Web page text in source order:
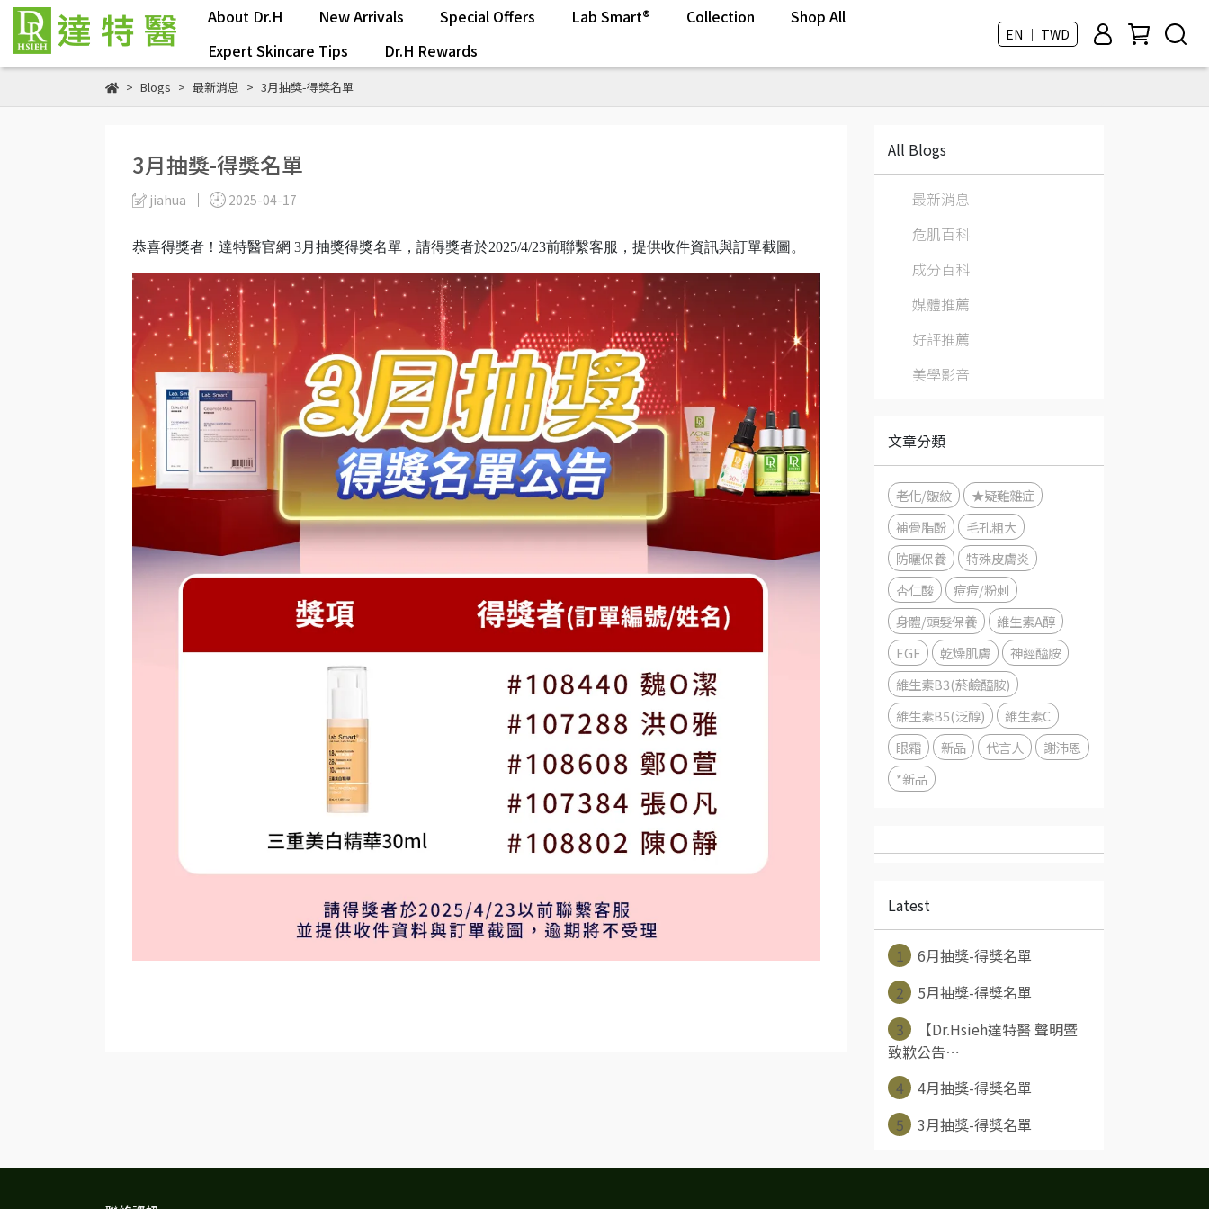
About Dr.H New Arrivals Special Offers Lab Smart® Collection
Shop All
Expert Skincare Tips
Dr.H Rewards
EN ｜ TWD
Blogs 最新消息 3月抽獎-得獎名單
3月抽獎-得獎名單
jiahua 2025-04-17
恭喜得獎者！達特醫官網 3月抽獎得獎名單，請得獎者於2025/4/23前聯繫客服，提供收件資訊與訂單截圖。
All Blogs
最新消息
危肌百科
成分百科
媒體推薦
好評推薦
美學影音
文章分類
老化/皺紋
★疑難雜症
補骨脂酚
毛孔粗大
防曬保養
特殊皮膚炎
杏仁酸
痘痘/粉刺
身體/頭髮保養
維生素A醇
EGF
乾燥肌膚
神經醯胺
維生素B3(菸鹼醯胺)
維生素B5(泛醇)
維生素C
眼霜
新品 代言人
謝沛恩
*新品
Latest
1
6月抽獎-得獎名單
2
5月抽獎-得獎名單
3
【Dr.Hsieh達特醫 聲明暨
致歉公告⋯
4
4月抽獎-得獎名單
5
3月抽獎-得獎名單